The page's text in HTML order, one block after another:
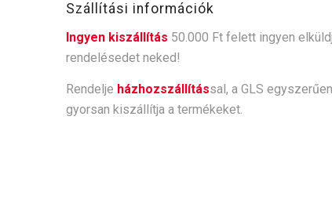
Szállítási információk
Ingyen kiszállítás 50.000 Ft felett ingyen
rendelésedet neked!
Rendelje házhozszállítással, a GLS
gyorsan kiszállítja a termékeket.